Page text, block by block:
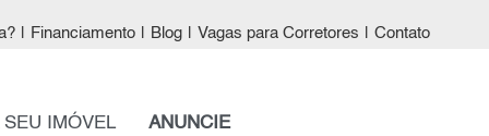
Financiamento Blog Vagas para Corretores Contato
IMÓVEL ANUNCIE